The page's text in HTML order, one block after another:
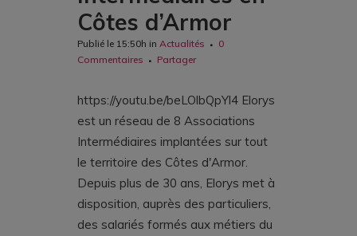
Côtes d’Armor
Publié le 15:50h in Actualités
0
Commentaires
Partager
https://youtu.be/beLOlbQpYl4 Elorys
est un réseau de 8 Associations
Intermédiaires implantées sur tout
le territoire des Côtes d'Armor.
Depuis plus de 30 ans, Elorys met à
disposition, auprès des particuliers,
des salariés formés aux métiers du